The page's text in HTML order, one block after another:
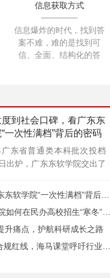
信息获取方式
信息爆炸的时代，找到答
案不难，难的是找到可
信、全面、结构化的答
度到社会口碑，看广东东
一次性满档”背后的密码
东省普通类本科批次投档
出炉，广东东软学院交出了
从满意度到社会口碑，看广东东软学院“一次性满档”背后的密码
产教融合24年，广东东软学院如何在民办高校招生“寒冬”中逆势突围？
升痛点，护航科研成长之路
2025年留学生辅导机构5大合规红线，海马课堂呼吁行业规范化